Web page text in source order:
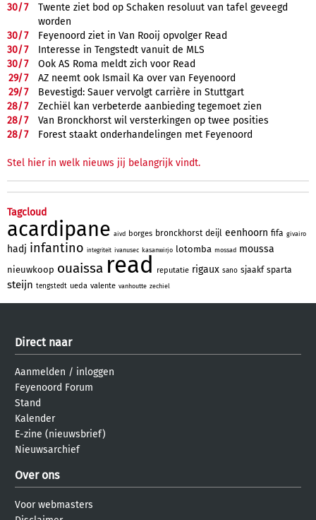
30/7
Twente ziet bod op Schaken resoluut van tafel geveegd
worden
30/7
Feyenoord ziet in Van Rooij opvolger Read
30/7
Interesse in Tengstedt vanuit de MLS
30/7
Ook AS Roma meldt zich voor Read
29/7
AZ neemt ook Ismail Ka over van Feyenoord
29/7
Bevestigd: Sauer vervolgt carrière in Stuttgart
28/7
Zechiël kan verbeterde aanbieding tegemoet zien
28/7
Van Bronckhorst wil versterkingen op twee posities
28/7 Forest staakt onderhandelingen met Feyenoord
Stel hier in welk nieuws jij belangrijk vindt.
Tagcloud
acardipane aivd borges bronckhorst deijl eenhoorn fifa givairo
hadj infantino integriteit ivanusec kasanwirjo lotomba mossad moussa
nieuwkoop ouaissa read reputatie rigaux sano sjaakf sparta
steijn tengstedt ueda valente vanhoutte zechiel
Direct naar
Aanmelden / inloggen
Feyenoord Forum
Stand
Kalender
E-zine (nieuwsbrief)
Nieuwsarchief
Over ons
Voor webmasters